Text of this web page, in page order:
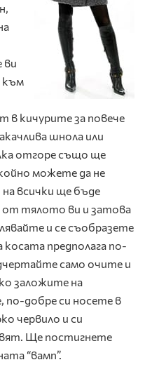
ви
към
кичурите за повече
шнола или
отгоре също ще
можете да не
всички ще бъде
от тялото ви и затова
и се съобразете
предполага по-
само очите и
заложите на
добре си носете в
червило и си
Ще постигнете
“вамп”.